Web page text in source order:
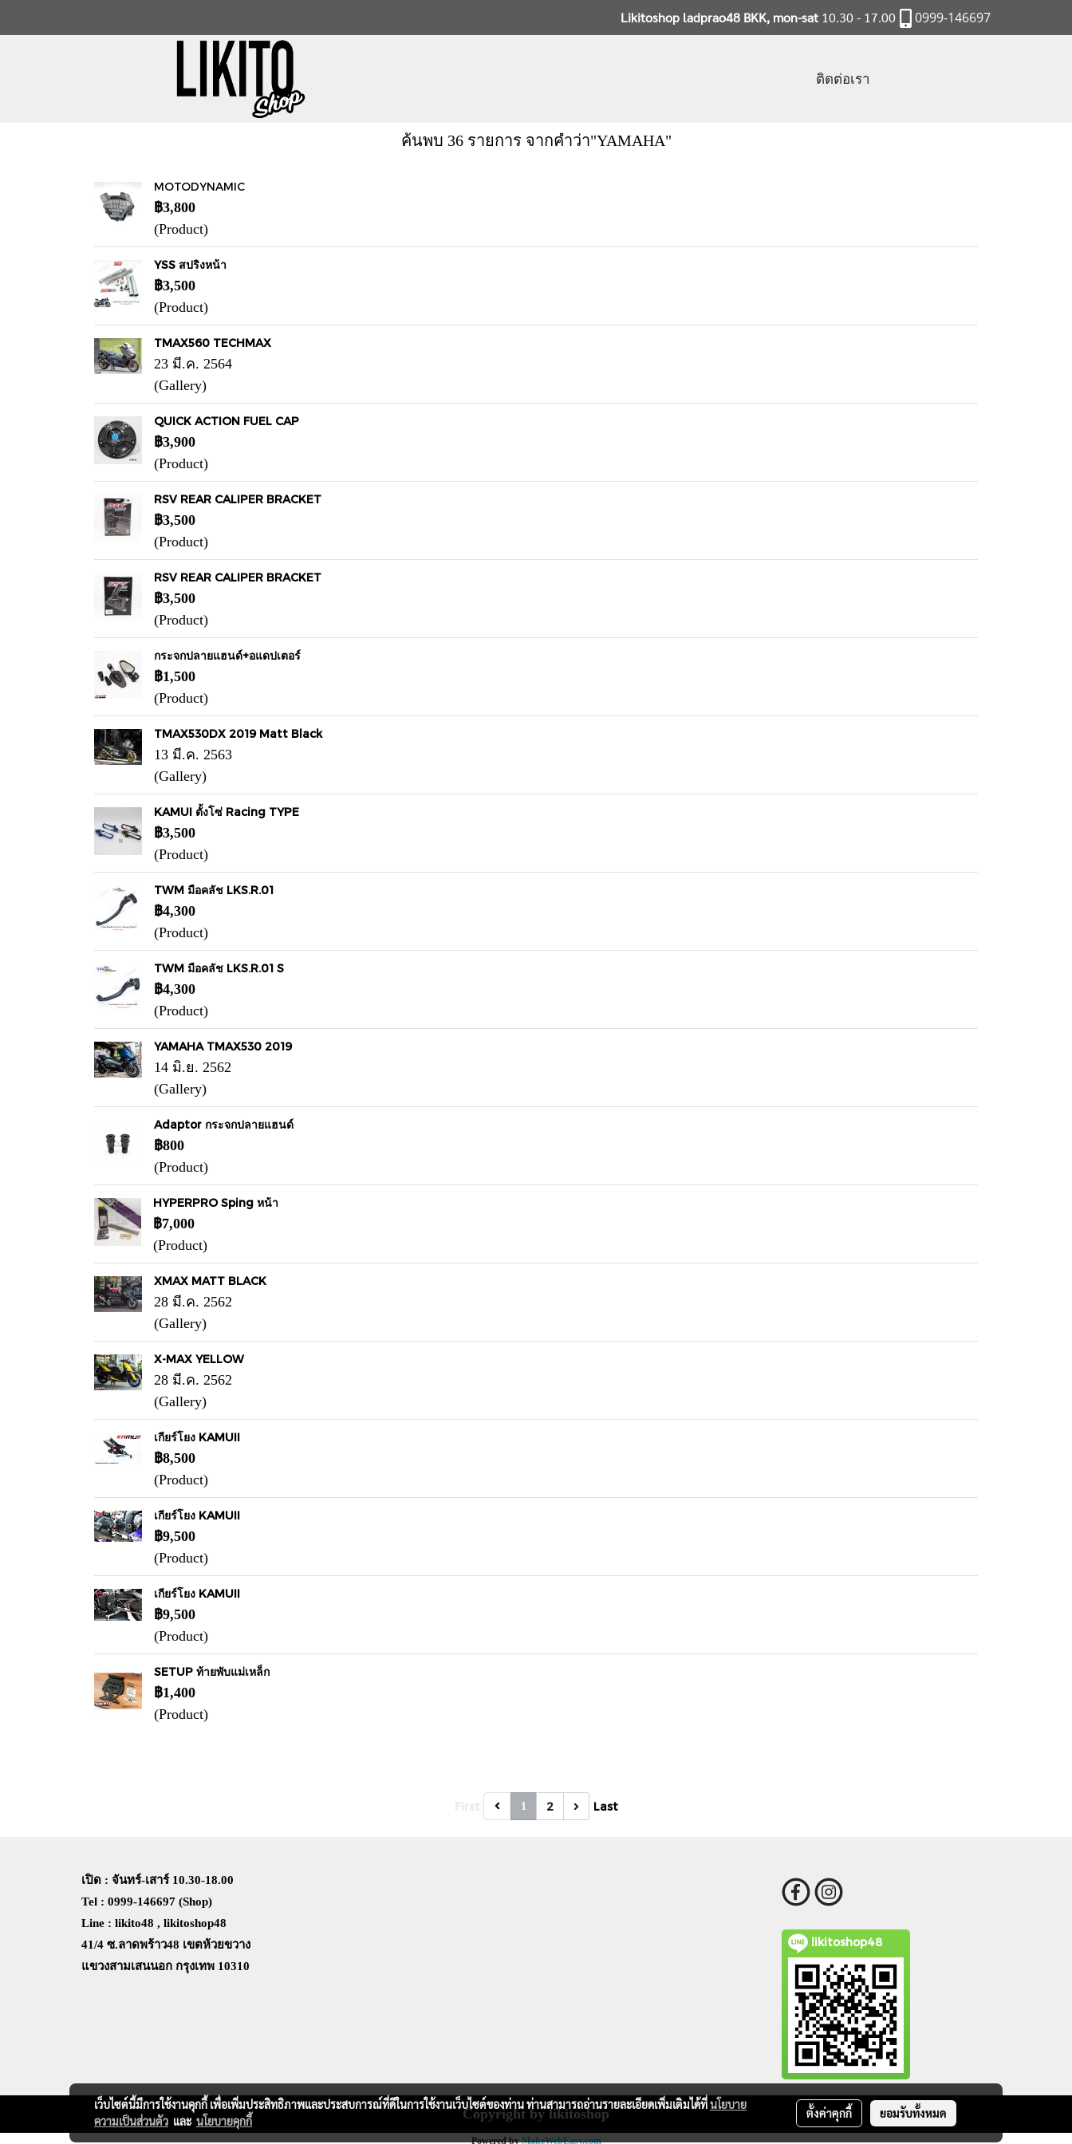
Likitoshop ladprao48 BKK, mon-sat 10.30 - 17.00 0999-146697
ติดต่อเรา
ค้นพบ 36 รายการ จากคำว่า"YAMAHA"
MOTODYNAMIC
฿3,800
(Product)
YSS สปริงหน้า
฿3,500
(Product)
TMAX560 TECHMAX
23 มี.ค. 2564
(Gallery)
QUICK ACTION FUEL CAP
฿3,900
(Product)
RSV REAR CALIPER BRACKET
฿3,500
(Product)
RSV REAR CALIPER BRACKET
฿3,500
(Product)
กระจกปลายแฮนด์+อแดปเตอร์
฿1,500
(Product)
TMAX530DX 2019 Matt Black
13 มี.ค. 2563
(Gallery)
KAMUI ตั้งโซ่ Racing TYPE
฿3,500
(Product)
TWM มือคลัช LKS.R.01
฿4,300
(Product)
TWM มือคลัช LKS.R.01 S
฿4,300
(Product)
YAMAHA TMAX530 2019
14 มิ.ย. 2562
(Gallery)
Adaptor กระจกปลายแฮนด์
฿800
(Product)
HYPERPRO Sping หน้า
฿7,000
(Product)
XMAX MATT BLACK
28 มี.ค. 2562
(Gallery)
X-MAX YELLOW
28 มี.ค. 2562
(Gallery)
เกียร์โยง KAMUII
฿8,500
(Product)
เกียร์โยง KAMUII
฿9,500
(Product)
เกียร์โยง KAMUII
฿9,500
(Product)
SETUP ท้ายพับแม่เหล็ก
฿1,400
(Product)
1 2 Last
เปิด : จันทร์-เสาร์ 10.30-18.00
Tel : 0999-146697 (Shop)
Line : likito48 , likitoshop48
41/4 ซ.ลาดพร้าว48 เขตห้วยขวาง
แขวงสามเสนนอก กรุงเทพ 10310
likitoshop48
Copyright by likitoshop
Powered byMakeWebEasy.com
เว็บไซต์นี้มีการใช้งานคุกกี้ เพื่อเพิ่มประสิทธิภาพและประสบการณ์ที่ดีในการใช้งานเว็บไซต์ของท่าน ท่านสามารถอ่านรายละเอียดเพิ่มเติมได้ที่นโยบาย
ความเป็นส่วนตัว และ นโยบายคุกกี้
ตั้งค่าคุกกี้ ยอมรับทั้งหมด